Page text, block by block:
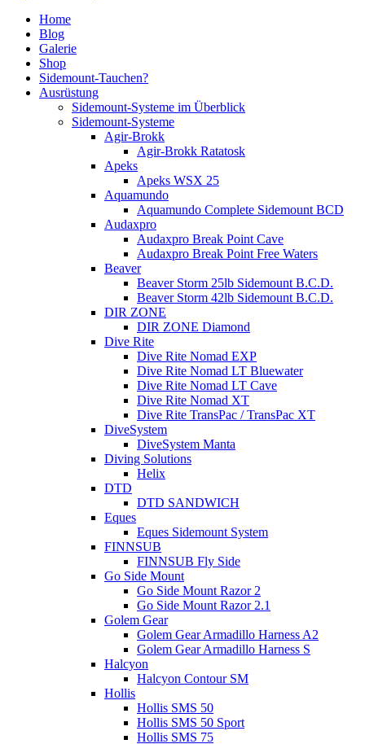
Home
Blog
Galerie
Shop
Sidemount-Tauchen?
Ausrüstung
Sidemount-Systeme im Überblick
Sidemount-Systeme
Agir-Brokk
Agir-Brokk Ratatosk
Apeks
Apeks WSX 25
Aquamundo
Aquamundo Complete Sidemount BCD
Audaxpro
Audaxpro Break Point Cave
Audaxpro Break Point Free Waters
Beaver
Beaver Storm 25lb Sidemount B.C.D.
Beaver Storm 42lb Sidemount B.C.D.
DIR ZONE
DIR ZONE Diamond
Dive Rite
Dive Rite Nomad EXP
Dive Rite Nomad LT Bluewater
Dive Rite Nomad LT Cave
Dive Rite Nomad XT
Dive Rite TransPac / TransPac XT
DiveSystem
DiveSystem Manta
Diving Solutions
Helix
DTD
DTD SANDWICH
Eques
Eques Sidemount System
FINNSUB
FINNSUB Fly Side
Go Side Mount
Go Side Mount Razor 2
Go Side Mount Razor 2.1
Golem Gear
Golem Gear Armadillo Harness A2
Golem Gear Armadillo Harness S
Halcyon
Halcyon Contour SM
Hollis
Hollis SMS 50
Hollis SMS 50 Sport
Hollis SMS 75